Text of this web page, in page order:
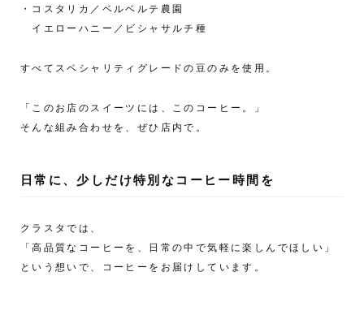
・コスタリカ／ベルベルテ農園
イエローハニー／ビシャサルチ種
すべてスペシャリティグレードの豆のみを使用。
「このお店のスイーツには、このコーヒー。」
そんな組み合わせを、ぜひ店内で。
日常に、少しだけ特別なコーヒー時間を
クラスタでは、
「高品質なコーヒーを、日常の中で気軽に楽しんでほしい」
という想いで、コーヒーをお届けしています。